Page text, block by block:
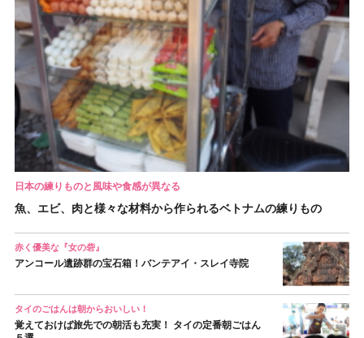
日本の練りものと風味や食感が異なる
魚、エビ、肉と様々な材料から作られるベトナムの練りもの
赤く優美な『女の砦』
アンコール遺跡群の宝石箱！バンテアイ・スレイ寺院
タイのごはんは朝からおいしい！
覚えておけば旅先での朝活も充実！ タイの定番朝ごはん